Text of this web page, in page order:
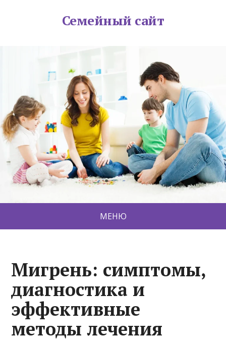
Семейный сайт
МЕНЮ
Мигрень: симптомы,
диагностика и
эффективные
методы лечения